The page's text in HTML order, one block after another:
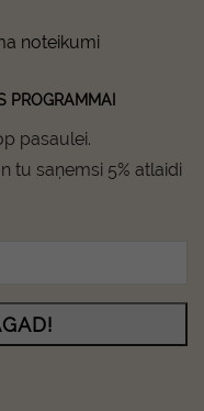
noteikumi
PROGRAMMAI
pasaulei.
tu saņemsi 5% atlaidi